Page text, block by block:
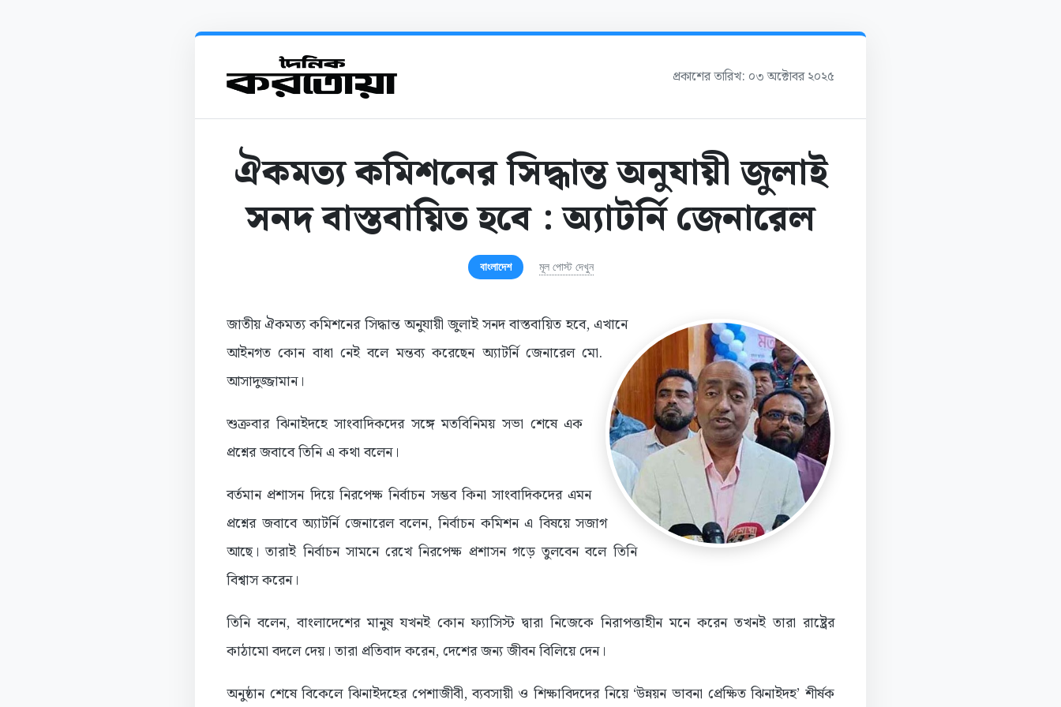
প্রকাশের তারিখ: ০৩ অক্টোবর ২০২৫
ঐকমত্য কমিশনের সিদ্ধান্ত অনুযায়ী জুলাই
সনদ বাস্তবায়িত হবে : অ্যাটর্নি জেনারেল
বাংলাদেশ মূল পোস্ট দেখুন
জাতীয় ঐকমত্য কমিশনের সিদ্ধান্ত অনুযায়ী জুলাই সনদ বাস্তবায়িত হবে, এখানে
আইনগত কোন বাধা নেই বলে মন্তব্য করেছেন অ্যাটর্নি জেনারেল মো.
আসাদুজ্জামান।
শুক্রবার ঝিনাইদহে সাংবাদিকদের সঙ্গে মতবিনিময় সভা শেষে এক
প্রশ্নের জবাবে তিনি এ কথা বলেন।
বর্তমান প্রশাসন দিয়ে নিরপেক্ষ নির্বাচন সম্ভব কিনা সাংবাদিকদের এমন
প্রশ্নের জবাবে অ্যাটর্নি জেনারেল বলেন, নির্বাচন কমিশন এ বিষয়ে সজাগ
আছে। তারাই নির্বাচন সামনে রেখে নিরপেক্ষ প্রশাসন গড়ে তুলবেন বলে তিনি
বিশ্বাস করেন।
তিনি বলেন, বাংলাদেশের মানুষ যখনই কোন ফ্যাসিস্ট দ্বারা নিজেকে নিরাপত্তাহীন মনে করেন তখনই তারা রাষ্ট্রের
কাঠামো বদলে দেয়। তারা প্রতিবাদ করেন, দেশের জন্য জীবন বিলিয়ে দেন।
অনুষ্ঠান শেষে বিকেলে ঝিনাইদহের পেশাজীবী, ব্যবসায়ী ও শিক্ষাবিদদের নিয়ে ‘উন্নয়ন ভাবনা প্রেক্ষিত ঝিনাইদহ’ শীর্ষক